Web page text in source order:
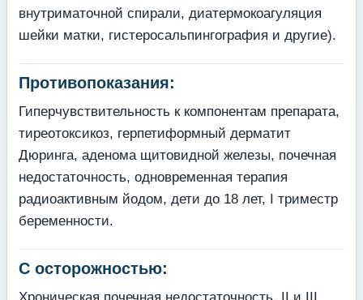
внутриматочной спирали, диатермокоагуляция
шейки матки, гистеросальпингография и другие).
Противопоказания:
Гиперчувствительность к компонентам препарата,
тиреотоксикоз, герпетиформный дер­матит
Дюринга, аденома щитовидной железы, почечная
недостаточность, одновременная терапия
радиоактивным йодом, дети до 18 лет, I триместр
беременности.
С осторожностью: